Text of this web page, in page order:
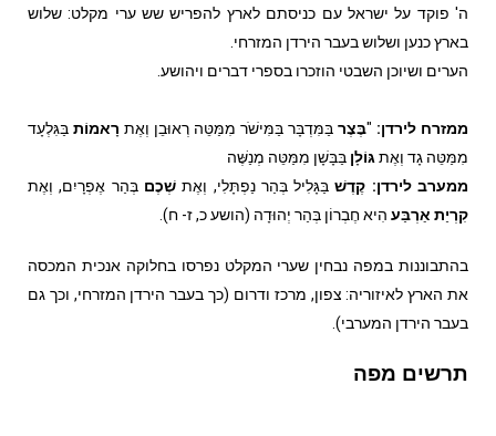
ה' פוקד על ישראל עם כניסתם לארץ להפריש שש ערי מקלט: שלוש
בארץ כנען ושלוש בעבר הירדן המזרחי.
הערים ושיוכן השבטי הוזכרו בספרי דברים ויהושע.
ממזרח לירדן: "בֶּצֶר בַּמִּדְבָּר בַּמִּישֹׁר מִמַּטֵּה רְאוּבֵן וְאֶת רָאמוֹת בַּגִּלְעָד
מִמַּטֵּה גָד וְאֶת גּוֹלָן בַּבָּשָׁן מִמַּטֵּה מְנַשֶּׁה
ממערב לירדן: קֶדֶשׁבַּגָּלִיל בְּהַר נַפְתָּלִי, וְאֶתשְׁכֶם בְּהַר אֶפְרָיִם, וְאֶת
קִרְיַת אַרְבַּע הִיא חֶבְרוֹן בְּהַר יְהוּדָה (הושע כ, ז- ח).
בהתבוננות במפה נבחין שערי המקלט נפרסו בחלוקה אנכית המכסה
את הארץ לאיזוריה: צפון, מרכז ודרום (כך בעבר הירדן המזרחי, וכך גם
בעבר הירדן המערבי).
תרשים מפה